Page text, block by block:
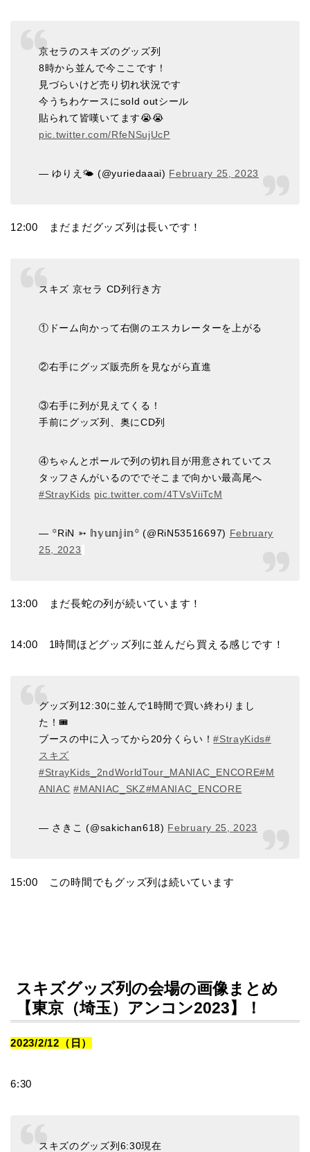
京セラのスキズのグッズ列
8時から並んで今ここです！
見づらいけど売り切れ状況です
今うちわケースにsold outシール
貼られて皆嘆いてます😭😭
pic.twitter.com/RfeNSujUcP
— ゆりえ🌤️ (@yuriedaaai) February 25, 2023
12:00 まだまだグッズ列は長いです！
スキズ 京セラ CD列行き方
①ドーム向かって右側のエスカレーターを上がる
②右手にグッズ販売所を見ながら直進
③右手に列が見えてくる！
手前にグッズ列、奥にCD列
④ちゃんとポールで列の切れ目が用意されていてス
タッフさんがいるのででそこまで向かい最高尾へ
#StrayKids pic.twitter.com/4TVsViiTcM
— ꙳RiN ➳ 𝕙𝕪𝕦𝕟𝕛𝕚𝕟꙳ (@RiN53516697) February
25, 2023
13:00 まだ長蛇の列が続いています！
14:00 1時間ほどグッズ列に並んだら買える感じです！
グッズ列12:30に並んで1時間で買い終わりまし
た！🎟
ブースの中に入ってから20分くらい！#StrayKids#
スキズ
#StrayKids_2ndWorldTour_MANIAC_ENCORE#M
ANIAC #MANIAC_SKZ#MANIAC_ENCORE
— さきこ (@sakichan618) February 25, 2023
15:00 この時間でもグッズ列は続いています
スキズグッズ列の会場の画像まとめ
【東京（埼玉）アンコン2023】！
2023/2/12（日）
6:30
スキズのグッズ列6:30現在